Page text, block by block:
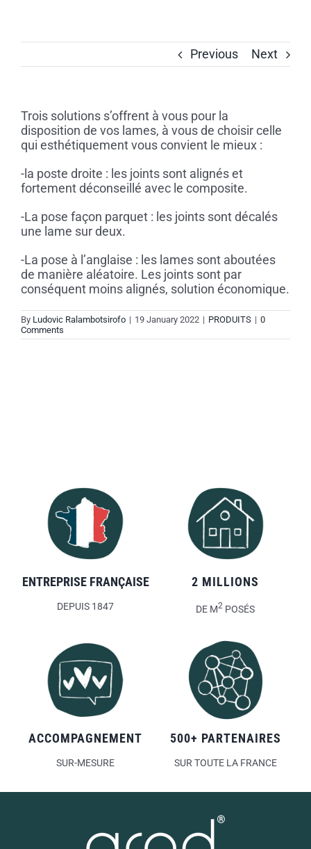
Previous
Next
Trois solutions s’offrent à vous pour la
disposition de vos lames, à vous de choisir celle
qui esthétiquement vous convient le mieux :
-la poste droite : les joints sont alignés et
fortement déconseillé avec le composite.
-La pose façon parquet : les joints sont décalés
une lame sur deux.
-La pose à l’anglaise : les lames sont aboutées
de manière aléatoire. Les joints sont par
conséquent moins alignés, solution économique.
By Ludovic Ralambotsirofo | 19 January 2022 | PRODUITS | 0
Comments
ENTREPRISE FRANÇAISE
DEPUIS 1847
2 MILLIONS
DE M2 POSÉS
ACCOMPAGNEMENT
SUR-MESURE
500+ PARTENAIRES
SUR TOUTE LA FRANCE